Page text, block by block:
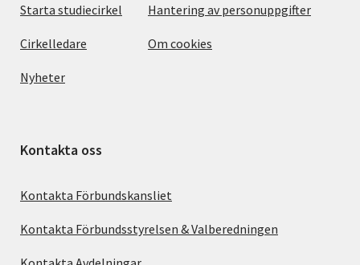
Starta studiecirkel
Cirkelledare
Nyheter
Hantering av personuppgifter
Om cookies
Kontakta oss
Kontakta Förbundskansliet
Kontakta Förbundsstyrelsen & Valberedningen